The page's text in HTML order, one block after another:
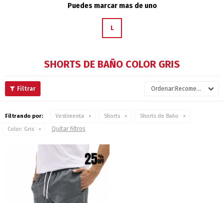
Puedes marcar mas de uno
L
SHORTS DE BAÑO COLOR GRIS
Recomendados
Filtrando por: Vestimenta Shorts
Shorts de Baño
Color: Gris Quitar filtros